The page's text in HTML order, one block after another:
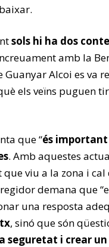
sols hi ha dos
amb la
Guanyar Alcoi es va
els veïns puguen
que “és
. Amb aquestes
que viu a la zona i
demana que
una resposta
, sinó que són
seguretat i crear